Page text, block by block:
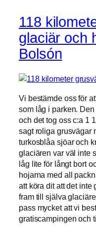
118
glaciär och
Bolsón
Vi bestämde oss för
som låg i parken.
och det tog oss c:a 1
sagt roliga grusvägar
turkosblåa sjöar och
glaciären var väl inte
låg lite för långt bort
hojarna med all
att köra dit att det inte
fram till själva
pass mycket att vi
gratiscampingen och